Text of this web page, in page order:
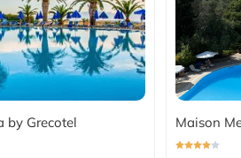
by Grecotel Maison